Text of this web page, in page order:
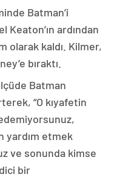
Batman’i
Keaton’ın ardından
olarak kaldı. Kilmer,
bıraktı.
Batman
“O kıyafetin
yardım etmek
ve sonunda kimse
bir